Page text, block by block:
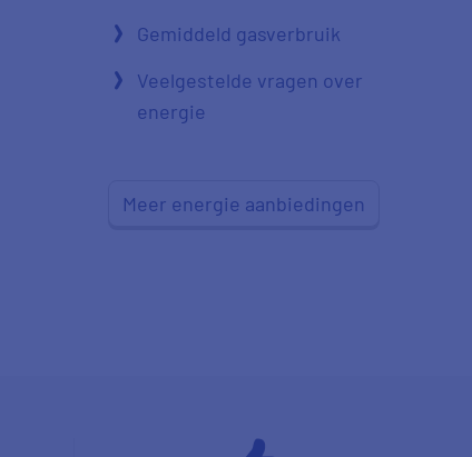
Gemiddeld gasverbruik
Veelgestelde vragen over
energie
Meer energie aanbiedingen